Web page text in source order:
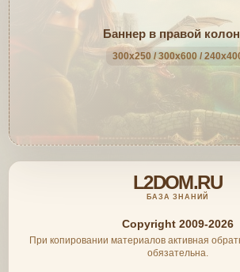
Баннер в правой
300x250 / 300x600 /
L2DOM.RU
БАЗА ЗНАНИЙ
Copyright 2009-2026
При копировании материалов активная
обязательна.